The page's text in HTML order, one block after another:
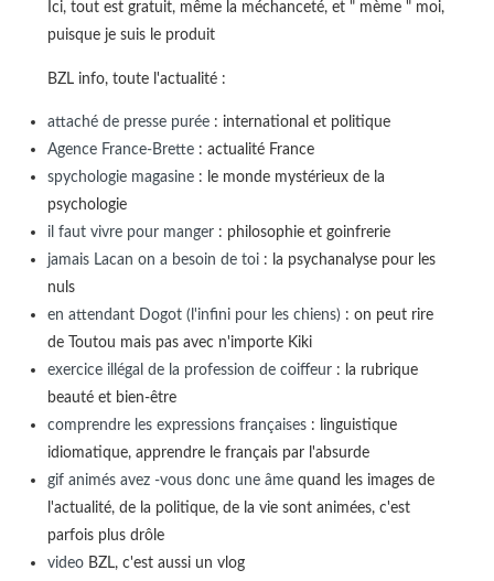
Ici, tout est gratuit, même la méchanceté, et " mème " moi,
puisque je suis le produit
BZL info, toute l'actualité :
attaché de presse purée: international et politique
Agence France-Brette: actualité France
spychologie magasine: le monde mystérieux de la
psychologie
il faut vivre pour manger: philosophie et goinfrerie
jamais Lacan on a besoin de toi: la psychanalyse pour les
nuls
en attendant Dogot (l'infini pour les chiens): on peut rire
de Toutou mais pas avec n'importe Kiki
exercice illégal de la profession de coiffeur: la rubrique
beauté et bien-être
comprendre les expressions françaises: linguistique
idiomatique, apprendre le français par l'absurde
gif animés avez -vous donc une âmequand les images de
l'actualité, de la politique, de la vie sont animées, c'est
parfois plus drôle
videoBZL, c'est aussi un vlog